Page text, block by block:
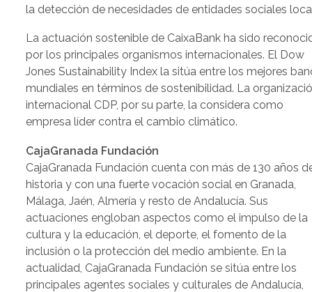
la detección de necesidades de entidades sociales
La actuación sostenible de CaixaBank ha sido
por los principales organismos internacionales. El Dow
Jones Sustainability Index la sitúa entre los mejores
mundiales en términos de sostenibilidad. La
internacional CDP, por su parte, la considera como
empresa líder contra el cambio climático.
CajaGranada Fundación
CajaGranada Fundación cuenta con más de 130 años
historia y con una fuerte vocación social en Granada,
Málaga, Jaén, Almería y resto de Andalucía. Sus
actuaciones engloban aspectos como el impulso de la
cultura y la educación, el deporte, el fomento de la
inclusión o la protección del medio ambiente. En la
actualidad, CajaGranada Fundación se sitúa entre los
principales agentes sociales y culturales de Andalucía,